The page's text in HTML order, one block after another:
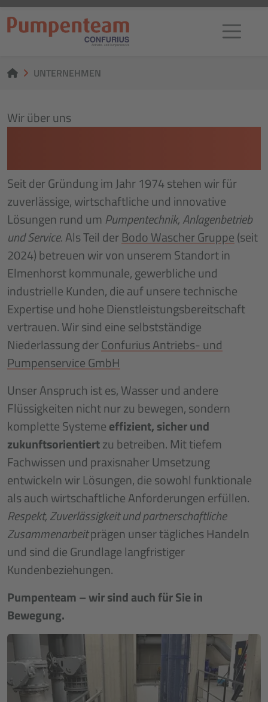
UNTERNEHMEN
Wir über uns
WILLKOMMEN BEIM
Seit der Gründung im Jahr 1974 stehen wir für
zuverlässige, wirtschaftliche und innovative
Lösungen rund um Pumpentechnik, Anlagenbetrieb
und Service. Als Teil derBodo Wascher Gruppe(seit
2024) betreuen wir von unserem Standort in
Elmenhorst kommunale, gewerbliche und
industrielle Kunden, die auf unsere technische
Expertise und hohe Dienstleistungsbereitschaft
vertrauen. Wir sind eine selbstständige
Niederlassung derConfurius Antriebs- und
Pumpenservice GmbH
Unser Anspruch ist es, Wasser und andere
Flüssigkeiten nicht nur zu bewegen, sondern
komplette Systemeeffizient, sicher und
zukunftsorientiertzu betreiben. Mit tiefem
Fachwissen und praxisnaher Umsetzung
entwickeln wir Lösungen, die sowohl funktionale
als auch wirtschaftliche Anforderungen erfüllen.
Respekt, Zuverlässigkeit und partnerschaftliche
Zusammenarbeitprägen unser tägliches Handeln
und sind die Grundlage langfristiger
Kundenbeziehungen.
Pumpenteam – wir sind auch für Sie in
Bewegung.